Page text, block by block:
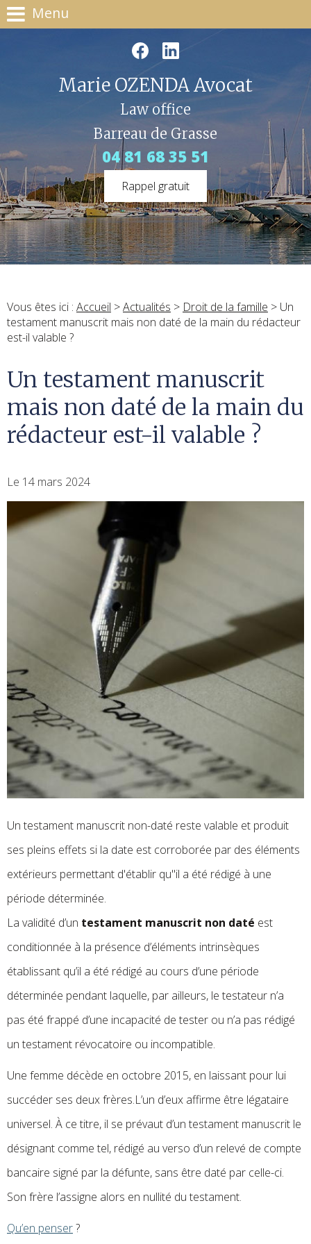
Menu
Marie OZENDA Avocat
Law office
Barreau de Grasse
04 81 68 35 51
Rappel gratuit
Vous êtes ici : Accueil >Actualités > Droit de la famille > Un
testament manuscrit mais non daté de la main du rédacteur
est-il valable ?
Un testament manuscrit
mais non daté de la main du
rédacteur est-il valable ?
Le 14 mars 2024
Un testament manuscrit non-daté reste valable et produit
ses pleins effets si la date est corroborée par des éléments
extérieurs permettant d'établir qu"il a été rédigé à une
période déterminée.
La validité d’un testament manuscrit non daté est
conditionnée à la présence d’éléments intrinsèques
établissant qu’il a été rédigé au cours d’une période
déterminée pendant laquelle, par ailleurs, le testateur n’a
pas été frappé d’une incapacité de tester ou n’a pas rédigé
un testament révocatoire ou incompatible.
Une femme décède en octobre 2015, en laissant pour lui
succéder ses deux frères.L’un d’eux affirme être légataire
universel. À ce titre, il se prévaut d’un testament manuscrit le
désignant comme tel, rédigé au verso d’un relevé de compte
bancaire signé par la défunte, sans être daté par celle-ci.
Son frère l’assigne alors en nullité du testament.
Qu’en penser?